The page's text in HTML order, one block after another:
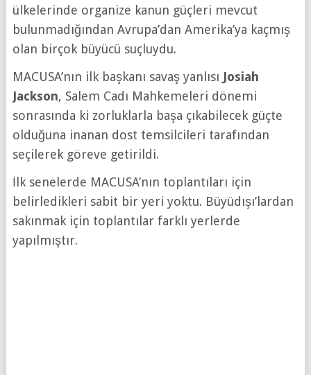
ülkelerinde organize kanun güçleri mevcut
bulunmadığından Avrupa’dan Amerika’ya kaçmış
olan birçok büyücü suçluydu.
MACUSA’nın ilk başkanı savaş yanlısı Josiah
Jackson, Salem Cadı Mahkemeleri dönemi
sonrasında ki zorluklarla başa çıkabilecek güçte
olduğuna inanan dost temsilcileri tarafından
seçilerek göreve getirildi.
İlk senelerde MACUSA’nın toplantıları için
belirledikleri sabit bir yeri yoktu. Büyüdışı’lardan
sakınmak için toplantılar farklı yerlerde
yapılmıştır.